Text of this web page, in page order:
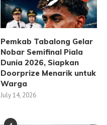
Pemkab Tabalong Gelar
Nobar Semifinal Piala
Dunia 2026, Siapkan
Doorprize Menarik untuk
Warga
July 14, 2026